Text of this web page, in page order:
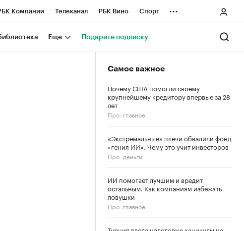
Компании Телеканал РБК Вино Спорт
проекты Город
...
Еще Подарите подписку
Самое важное
Почему США помогли своему
крупнейшему кредитору впервые за 28
лет
Про: главное
«Экстремальные» плечи обвалили фонд
«гения ИИ». Чему это учит инвесторов
Про: деньги
ИИ помогает лучшим и вредит
остальным. Как компаниям избежать
ловушки
Про: главное